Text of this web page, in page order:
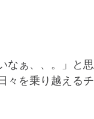
なぁ、、。」と思
々を乗り越えるチ